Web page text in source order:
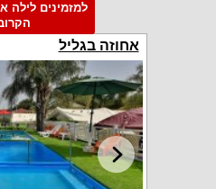
למזמינים לילה
אחוזה בגליל